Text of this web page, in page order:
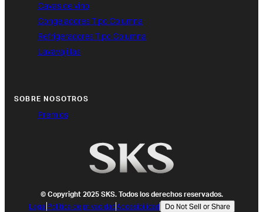
Cavas de vino
Congeladores Tipo Columna
Refrigeradores Tipo Columna
Lavavajillas
SOBRE NOSOTROS
Premios
© Copyright 2025 SKS. Todos los derechos reservados.
Legal Política de privacidadAccesibilidad Do Not Sell or Share